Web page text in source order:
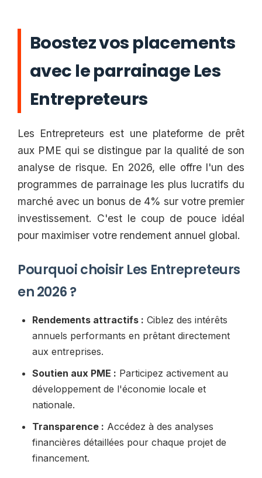
Boostez vos placements
avec le parrainage Les
Entrepreteurs
Les Entrepreteurs est une plateforme de prêt
aux PME qui se distingue par la qualité de son
analyse de risque. En 2026, elle offre l'un des
programmes de parrainage les plus lucratifs du
marché avec un bonus de 4% sur votre premier
investissement. C'est le coup de pouce idéal
pour maximiser votre rendement annuel global.
Pourquoi choisir Les Entrepreteurs
en 2026 ?
Rendements attractifs : Ciblez des intérêts
annuels performants en prêtant directement
aux entreprises.
Soutien aux PME : Participez activement au
développement de l'économie locale et
nationale.
Transparence : Accédez à des analyses
financières détaillées pour chaque projet de
financement.